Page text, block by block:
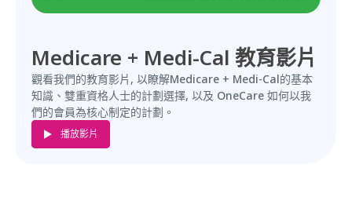
Medicare + Medi-Cal 教育影片
觀看我們的教育影片, 以瞭解Medicare + Medi-Cal的基本
知識、雙重資格人士的計劃選擇, 以及 OneCare 如何以我
們的會員為核心制定的計劃。
播放影片